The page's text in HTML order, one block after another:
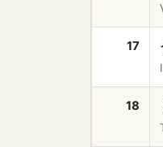
17
18